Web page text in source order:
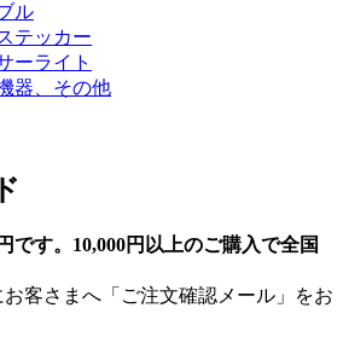
ル
テッカー
ーライト
器、その他
です。10,000円以上のご購入で全国
客さまへ「ご注文確認メール」をお